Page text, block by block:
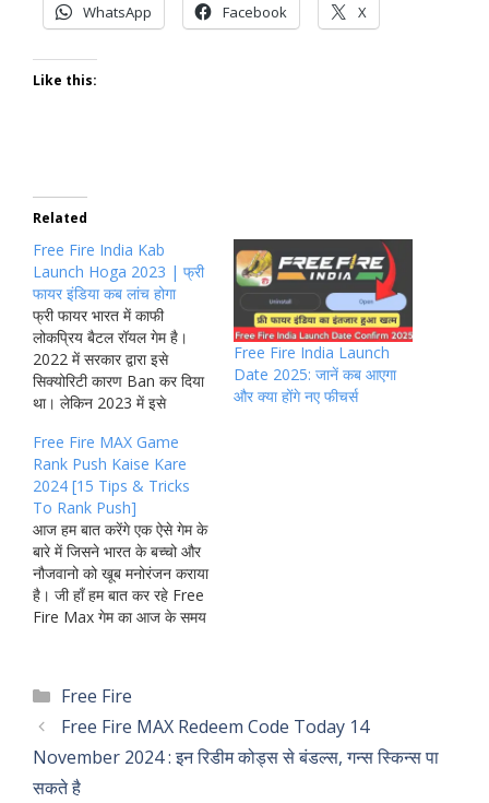
WhatsApp Facebook X
Like this:
Related
Free Fire India Kab
Launch Hoga 2023 | फ्री
फायर इंडिया कब लांच होगा
फ्री फायर भारत में काफी
लोकप्रिय बैटल रॉयल गेम है।
2022 में सरकार द्वारा इसे
सिक्योरिटी कारण Ban कर दिया
था। लेकिन 2023 में इसे
फ्री फायर ने यह घोषणा की कि
वह फ्री फायर इंडिया में एक नए
वर्जन में लॉन्च करेगा। इस…
Free Fire India Launch
Date 2025: जानें कब आएगा
और क्या होंगे नए फीचर्स
Free Fire MAX Game
Rank Push Kaise Kare
2024 [15 Tips & Tricks
To Rank Push]
आज हम बात करेंगे एक ऐसे गेम के
बारे में जिसने भारत के बच्चो और
नौजवानो को खूब मनोरंजन कराया
है। जी हाँ हम बात कर रहे Free
Fire Max गेम का आज के समय
Garena…Categories
Free Fire
Free Fire MAX Redeem Code Today 14
November 2024 : इन रिडीम कोड्स से बंडल्स, गन्स स्किन्स पा
सकते है